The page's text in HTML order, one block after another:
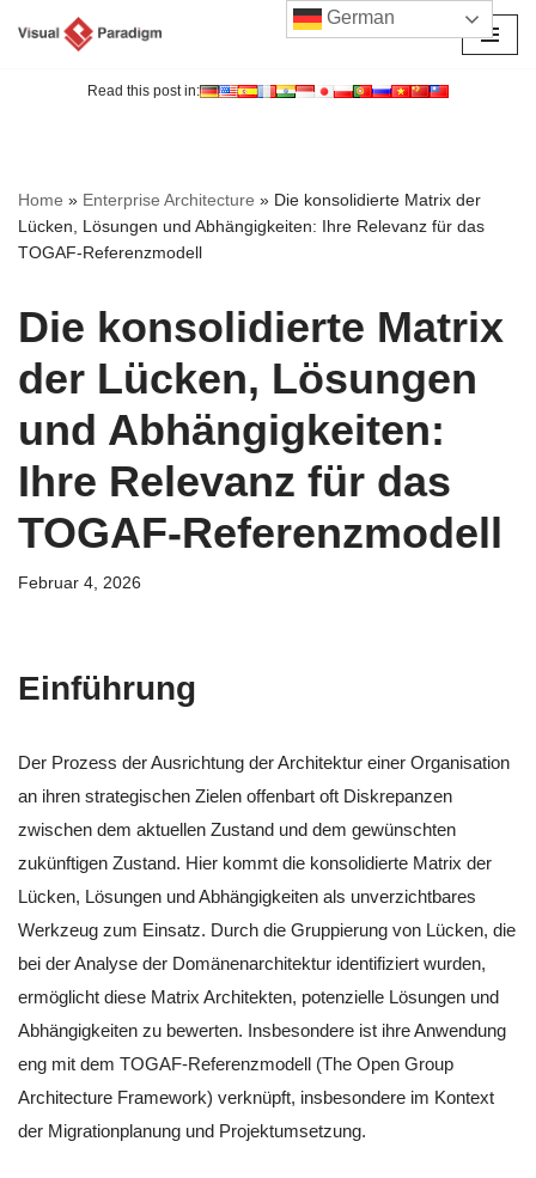
Read this post in:
Home » Enterprise Architecture » Die konsolidierte Matrix der
Lücken, Lösungen und Abhängigkeiten: Ihre Relevanz für das
TOGAF-Referenzmodell
Die konsolidierte Matrix
der Lücken, Lösungen
und Abhängigkeiten:
Ihre Relevanz für das
TOGAF-Referenzmodell
Februar 4, 2026
Einführung
Der Prozess der Ausrichtung der Architektur einer Organisation
an ihren strategischen Zielen offenbart oft Diskrepanzen
zwischen dem aktuellen Zustand und dem gewünschten
zukünftigen Zustand. Hier kommt die konsolidierte Matrix der
Lücken, Lösungen und Abhängigkeiten als unverzichtbares
Werkzeug zum Einsatz. Durch die Gruppierung von Lücken, die
bei der Analyse der Domänenarchitektur identifiziert wurden,
ermöglicht diese Matrix Architekten, potenzielle Lösungen und
Abhängigkeiten zu bewerten. Insbesondere ist ihre Anwendung
eng mit dem TOGAF-Referenzmodell (The Open Group
Architecture Framework) verknüpft, insbesondere im Kontext
der Migrationplanung und Projektumsetzung.
German